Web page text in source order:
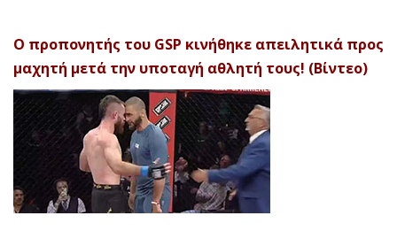
Ο προπονητής του GSP κινήθηκε απειλητικά προς
μαχητή μετά την υποταγή αθλητή τους! (Βίντεο)